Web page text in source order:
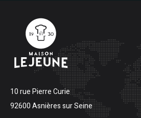
10 rue Pierre Curie
92600 Asnières sur Seine